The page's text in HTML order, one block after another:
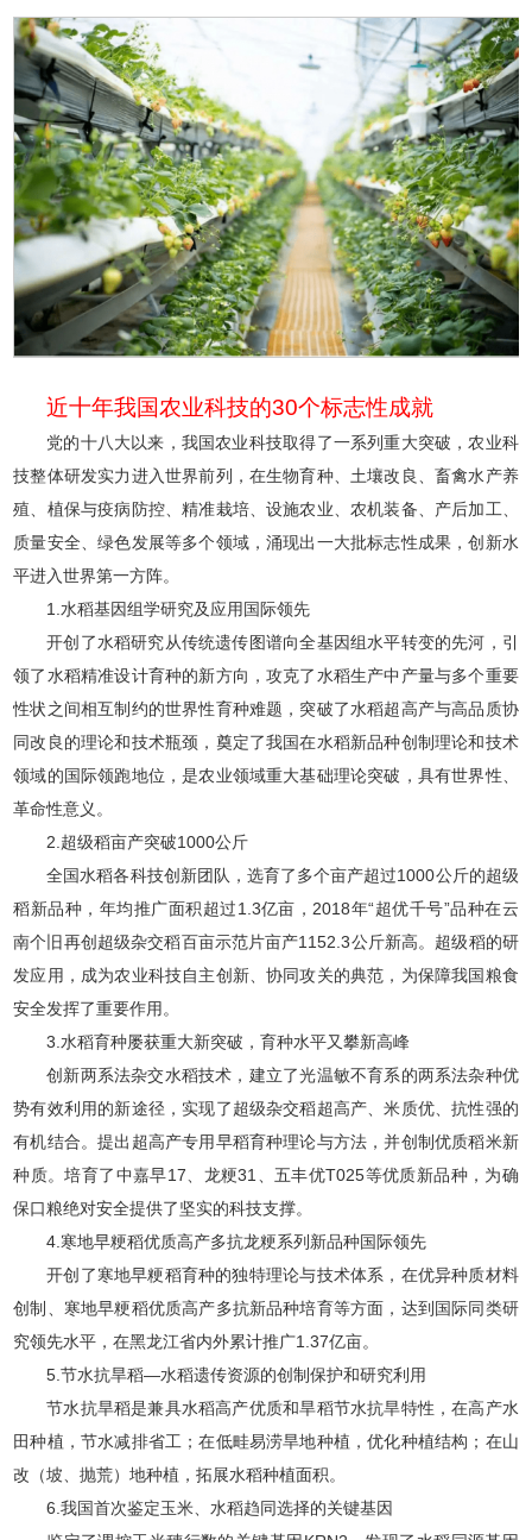
近十年我国农业科技的30个标志性成就
党的十八大以来，我国农业科技取得了一系列重大突破，农业科
技整体研发实力进入世界前列，在生物育种、土壤改良、畜禽水产养
殖、植保与疫病防控、精准栽培、设施农业、农机装备、产后加工、
质量安全、绿色发展等多个领域，涌现出一大批标志性成果，创新水
平进入世界第一方阵。
1.水稻基因组学研究及应用国际领先
开创了水稻研究从传统遗传图谱向全基因组水平转变的先河，引
领了水稻精准设计育种的新方向，攻克了水稻生产中产量与多个重要
性状之间相互制约的世界性育种难题，突破了水稻超高产与高品质协
同改良的理论和技术瓶颈，奠定了我国在水稻新品种创制理论和技术
领域的国际领跑地位，是农业领域重大基础理论突破，具有世界性、
革命性意义。
2.超级稻亩产突破1000公斤
全国水稻各科技创新团队，选育了多个亩产超过1000公斤的超级
稻新品种，年均推广面积超过1.3亿亩，2018年“超优千号”品种在云
南个旧再创超级杂交稻百亩示范片亩产1152.3公斤新高。超级稻的研
发应用，成为农业科技自主创新、协同攻关的典范，为保障我国粮食
安全发挥了重要作用。
3.水稻育种屡获重大新突破，育种水平又攀新高峰
创新两系法杂交水稻技术，建立了光温敏不育系的两系法杂种优
势有效利用的新途径，实现了超级杂交稻超高产、米质优、抗性强的
有机结合。提出超高产专用早稻育种理论与方法，并创制优质稻米新
种质。培育了中嘉早17、龙粳31、五丰优T025等优质新品种，为确
保口粮绝对安全提供了坚实的科技支撑。
4.寒地早粳稻优质高产多抗龙粳系列新品种国际领先
开创了寒地早粳稻育种的独特理论与技术体系，在优异种质材料
创制、寒地早粳稻优质高产多抗新品种培育等方面，达到国际同类研
究领先水平，在黑龙江省内外累计推广1.37亿亩。
5.节水抗旱稻—水稻遗传资源的创制保护和研究利用
节水抗旱稻是兼具水稻高产优质和旱稻节水抗旱特性，在高产水
田种植，节水减排省工；在低畦易涝旱地种植，优化种植结构；在山
改（坡、抛荒）地种植，拓展水稻种植面积。
6.我国首次鉴定玉米、水稻趋同选择的关键基因